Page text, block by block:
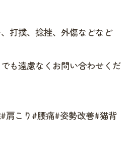
打撲、捻挫、外傷などなど
も遠慮なくお問い合わせくだ
肩こり#腰痛#姿勢改善#猫背